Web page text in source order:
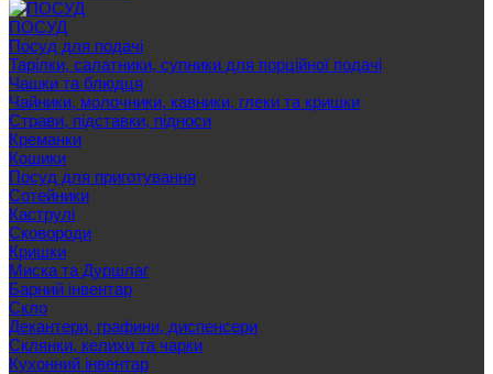
ПОСУД
Посуд для подачі
Тарілки, салатники, супники для порційної подачі
Чашки та блюдця
Чайники, молочники, кавники, глеки та кришки
Страви, підставки, підноси
Креманки
Кошики
Посуд для приготування
Сотейники
Каструлі
Сковороди
Кришки
Миска та Дуршлаг
Барний інвентар
Скло
Декантери, графини, диспенсери
Склянки, келихи та чарки
Кухонний інвентар